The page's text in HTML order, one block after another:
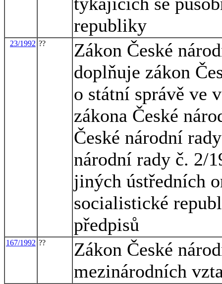
republiky
23/1992 ??
Zákon České
doplňuje zákon
o státní správě ve
zákona České
České národní
národní rady č. 2/
jiných ústředních
socialistické
předpisů
167/1992 ??
Zákon České
mezinárodních